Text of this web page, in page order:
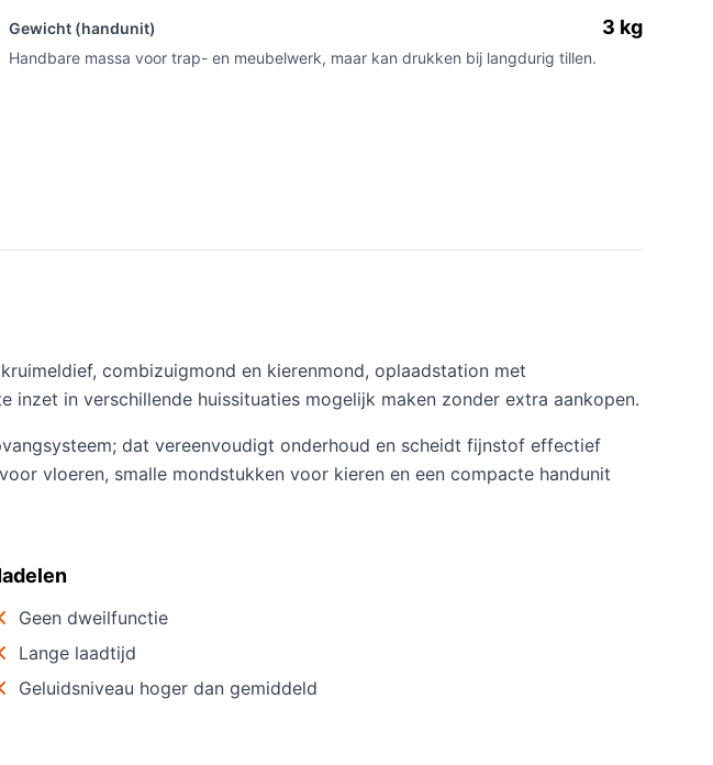
Gewicht (handunit) 3 kg
Handbare massa voor trap- en meubelwerk, maar kan drukken bij langdurig tillen.
combizuigmond en kierenmond, oplaadstation met
in verschillende huissituaties mogelijk maken zonder extra aankopen.
dat vereenvoudigt onderhoud en scheidt fijnstof effectief
vloeren, smalle mondstukken voor kieren en een compacte handunit
Geen dweilfunctie
Lange laadtijd
Geluidsniveau hoger dan gemiddeld